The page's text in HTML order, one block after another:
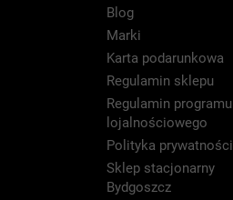
Blog
Marki
Karta podarunkowa
Regulamin sklepu
Regulamin programu
lojalnościowego
Polityka prywatności
Sklep stacjonarny
Bydgoszcz